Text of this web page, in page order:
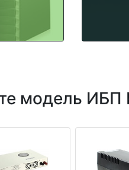
модель ИБП